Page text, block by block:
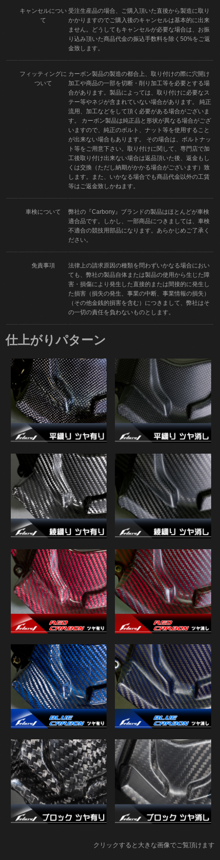
キャンセルについ
て
受注生産品の場合、ご購入頂いた直後から製造に取り
かかりますのでご購入後のキャンセルは基本的に出来
ません。どうしてもキャンセルが必要な場合は、お振
り込み頂いた商品代金の振込手数料を除く50%をご返
金致します。
フィッティングに
ついて
カーボン製品の製造の都合上、取り付けの際に穴開け
加工や商品の一部を切断・削り加工等を必要とする場
合があります。製品によっては、取り付けに必要なス
テー等やネジが含まれていない場合があります。 純正
流用、加工などをして頂く必要がある場合がございま
す。 カーボン製品は純正品と形状が異なる場合がござ
いますので、純正のボルト、ナット等を使用すること
が出来ない場合もあります。 その場合は、ボルトナッ
ト等をご用意下さい。取り付けに関して、専門店で加
工後取り付け出来ない場合は返品頂いた後、返金もし
くは交換（ただし納期がかかる場合がございます）致
します。また、いかなる場合でも商品代金以外の工賃
等はご返金致しかねます。
車検について
弊社の『Carbony』ブランドの製品はほとんどが車検
適合品です。しかし、一部商品につきましては、車検
不適合の競技用部品になります。あらかじめご了承く
ださい。
免責事項
法律上の請求原因の種類を問わずいかなる場合におい
ても、弊社の製品自体または製品の使用から生じた障
害・損傷により発生した直接的または間接的に発生し
た損害（損失の発生、事業の中断、事業情報の損失）
（その他金銭的損害を含む）につきまして、弊社はそ
の一切の責任を負わないものとします。
仕上がりパターン
クリックすると大きな画像でご覧頂けます